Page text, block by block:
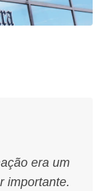
era um
importante.